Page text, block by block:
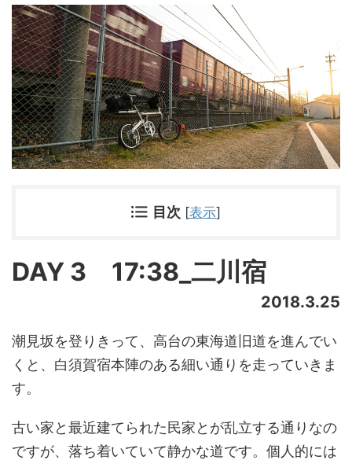
目次 [表示]
DAY 3 17:38_二川宿
2018.3.25
潮見坂を登りきって、高台の東海道旧道を進んでい
くと、白須賀宿本陣のある細い通りを走っていきま
す。
古い家と最近建てられた民家とが乱立する通りなの
ですが、落ち着いていて静かな道です。個人的には